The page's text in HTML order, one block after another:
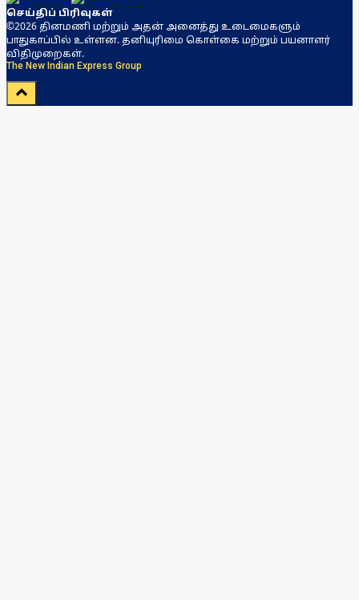
செய்திப் பிரிவுகள்
©2026 தினமணி மற்றும் அதன் அனைத்து உடைமைகளும்
பாதுகாப்பில் உள்ளன. தனியுரிமை கொள்கை மற்றும் பயனாளர்
விதிமுறைகள்.
The New Indian Express Group